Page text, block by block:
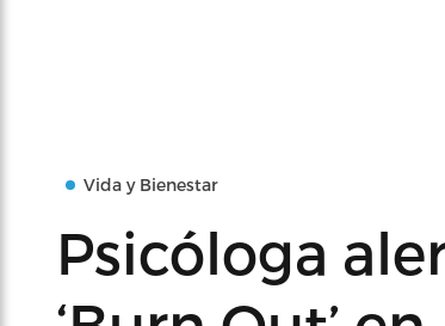
Vida y Bienestar
Psicóloga